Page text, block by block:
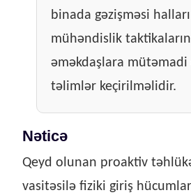
binada gəzişməsi
mühəndislik
əməkdaşlara mütəmadi
təlimlər keçirilməlidir.
Nəticə
Qeyd olunan proaktiv
vasitəsilə fiziki giriş